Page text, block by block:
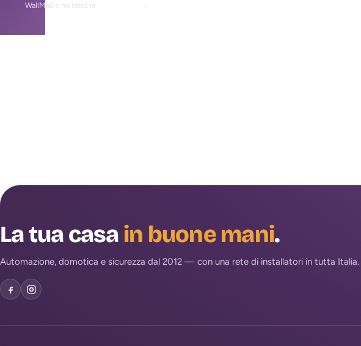
WallMall e ho letto la
.
La tua casa in buone mani.
Automazione, domotica e sicurezza dal 2012 — con una rete di installatori in tutta Italia.